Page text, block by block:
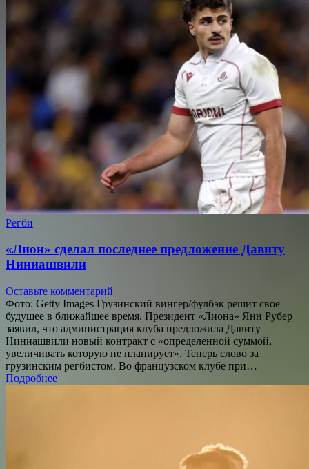
Регби
«Лион» сделал последнее предложение Давиту
Ниниашвили
Оставьте комментарий
Фото: Getty Images Грузинский вингер/фулбэк решит свое
будущее в ближайшее время. Президент «Лиона» Янн Рубер
заявил, что администрация клуба предложила Давиту
Ниниашвили новый контракт с «определенной суммой,
увеличивать которую не планирует». Теперь слово за
грузинским регбистом. Во французском клубе при…
Подробнее